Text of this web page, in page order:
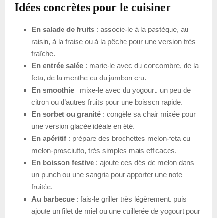
Idées concrètes pour le cuisiner
En salade de fruits : associe-le à la pastèque, au
raisin, à la fraise ou à la pêche pour une version très
fraîche.
En entrée salée : marie-le avec du concombre, de la
feta, de la menthe ou du jambon cru.
En smoothie : mixe-le avec du yogourt, un peu de
citron ou d’autres fruits pour une boisson rapide.
En sorbet ou granité : congèle sa chair mixée pour
une version glacée idéale en été.
En apéritif : prépare des brochettes melon-feta ou
melon-prosciutto, très simples mais efficaces.
En boisson festive : ajoute des dés de melon dans
un punch ou une sangria pour apporter une note
fruitée.
Au barbecue : fais-le griller très légèrement, puis
ajoute un filet de miel ou une cuillerée de yogourt pour